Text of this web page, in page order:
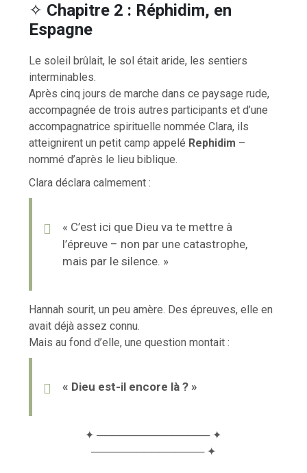
✧ Chapitre 2 : Réphidim, en
Espagne
Le soleil brûlait, le sol était aride, les sentiers
interminables.
Après cinq jours de marche dans ce paysage rude,
accompagnée de trois autres participants et d’une
accompagnatrice spirituelle nommée Clara, ils
atteignirent un petit camp appelé Rephidim –
nommé d’après le lieu biblique.
Clara déclara calmement :
« C’est ici que Dieu va te mettre à
l’épreuve – non par une catastrophe,
mais par le silence. »
Hannah sourit, un peu amère. Des épreuves, elle en
avait déjà assez connu.
Mais au fond d’elle, une question montait :
« Dieu est-il encore là ? »
✦ ─────────────── ✦
─────────────── ✦